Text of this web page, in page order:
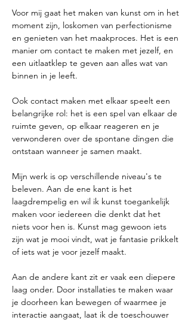
Voor mij gaat het maken van kunst om in het
moment zijn, loskomen van perfectionisme
en genieten van het maakproces. Het is een
manier om contact te maken met jezelf, en
een uitlaatklep te geven aan alles wat van
binnen in je leeft.
Ook contact maken met elkaar speelt een
belangrijke rol: het is een spel van elkaar de
ruimte geven, op elkaar reageren en je
verwonderen over de spontane dingen die
ontstaan wanneer je samen maakt.
Mijn werk is op verschillende niveau's te
beleven. Aan de ene kant is het
laagdrempelig en wil ik kunst toegankelijk
maken voor iedereen die denkt dat het
niets voor hen is. Kunst mag gewoon iets
zijn wat je mooi vindt, wat je fantasie prikkelt
of iets wat je voor jezelf maakt.
Aan de andere kant zit er vaak een diepere
laag onder. Door installaties te maken waar
je doorheen kan bewegen of waarmee je
interactie aangaat, laat ik de toeschouwer